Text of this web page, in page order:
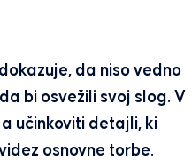
da niso vedno
bi osvežili svoj slog. V
učinkoviti detajli, ki
osnovne torbe.